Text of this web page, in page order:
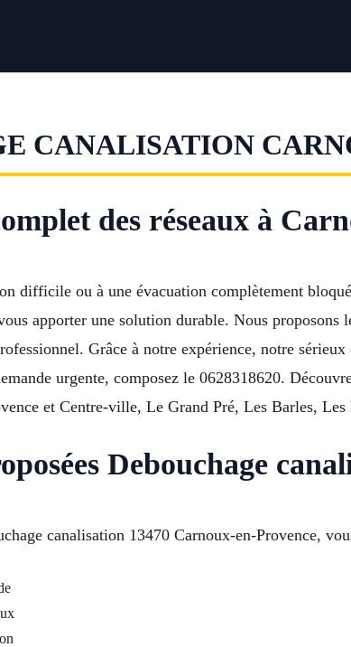
CANALISATION
des réseaux à
difficile ou à une évacuation complètement
apporter une solution durable. Nous proposons
Grâce à notre expérience, notre
urgente, composez le 0628318620.
et Centre-ville, Le Grand Pré, Les Barles, Les
Debouchage
canalisation 13470 Carnoux-en-Provence,